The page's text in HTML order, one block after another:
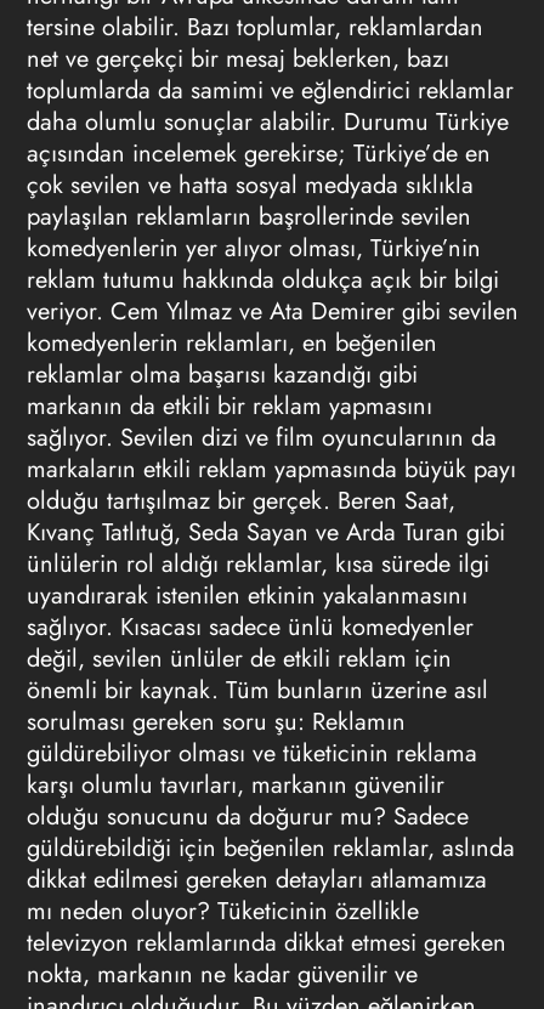
tersine olabilir. Bazı toplumlar, reklamlardan
net ve gerçekçi bir mesaj beklerken, bazı
toplumlarda da samimi ve eğlendirici reklamlar
daha olumlu sonuçlar alabilir. Durumu Türkiye
açısından incelemek gerekirse; Türkiye’de en
çok sevilen ve hatta sosyal medyada sıklıkla
paylaşılan reklamların başrollerinde sevilen
komedyenlerin yer alıyor olması, Türkiye’nin
reklam tutumu hakkında oldukça açık bir bilgi
veriyor. Cem Yılmaz ve Ata Demirer gibi sevilen
komedyenlerin reklamları, en beğenilen
reklamlar olma başarısı kazandığı gibi
markanın da etkili bir reklam yapmasını
sağlıyor. Sevilen dizi ve film oyuncularının da
markaların etkili reklam yapmasında büyük payı
olduğu tartışılmaz bir gerçek. Beren Saat,
Kıvanç Tatlıtuğ, Seda Sayan ve Arda Turan gibi
ünlülerin rol aldığı reklamlar, kısa sürede ilgi
uyandırarak istenilen etkinin yakalanmasını
sağlıyor. Kısacası sadece ünlü komedyenler
değil, sevilen ünlüler de etkili reklam için
önemli bir kaynak. Tüm bunların üzerine asıl
sorulması gereken soru şu: Reklamın
güldürebiliyor olması ve tüketicinin reklama
karşı olumlu tavırları, markanın güvenilir
olduğu sonucunu da doğurur mu? Sadece
güldürebildiği için beğenilen reklamlar, aslında
dikkat edilmesi gereken detayları atlamamıza
mı neden oluyor? Tüketicinin özellikle
televizyon reklamlarında dikkat etmesi gereken
nokta, markanın ne kadar güvenilir ve